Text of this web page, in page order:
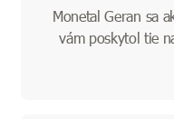
Monetal Geran sa
vám poskytol tie